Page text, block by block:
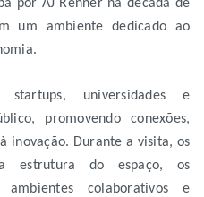
por AJ Renner na década de
um ambiente dedicado ao
universidades e
promovendo conexões,
inovação. Durante a visita, os
a estrutura do espaço, os
colaborativos e